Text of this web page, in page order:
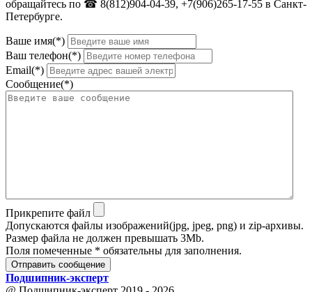
обращайтесь по ☎ 8(812)904-04-39, +7(906)265-17-55 в Санкт-
Петербурге.
Ваше имя(*)
Ваш телефон(*)
Email(*)
Сообщение(*)
Прикрепите файл
Допускаются файлы изображений(jpg, jpeg, png) и zip-архивы.
Размер файла не должен превышать 3Mb.
Поля помеченные * обязательны для заполнения.
Отправить сообщение
Подшипник-эксперт